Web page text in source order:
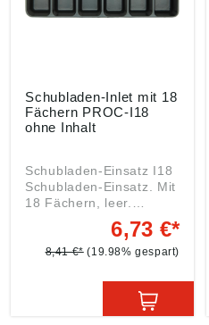
Schubladen-Inlet mit 18
Fächern PROC-I18
ohne Inhalt
Schubladen-Einsatz I18
Schubladen-Einsatz. Mit
18 Fächern, leer.
Angaben gemäß
Produktsicherheitsveror
dnung ((EU) 2023/998):
Eisenhändler GmbH,
EDE Platz 1, 42389
Wuppertal, DE,
6,73 €*
8,41 €* (19.98% gespart)